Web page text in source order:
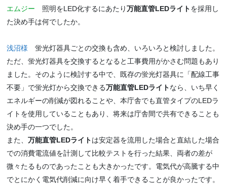
エムジー 照明をLED化するにあたり万能直管LEDライトを採用し
た決め手は何でしたか。
浅沼様 蛍光灯器具ごとの交換も含め、いろいろと検討しました。
ただ、蛍光灯器具を交換するとなると工事費用がかさむ問題もあり
ました。そのように検討する中で、既存の蛍光灯器具に「配線工事
不要」で蛍光灯から交換できる万能直管LEDライトなら、いち早く
エネルギーの削減が図れることや、本庁舎でも直管タイプのLEDラ
イトを使用していることもあり、将来は庁舎間で共有できることも
決め手の一つでした。
また、万能直管LEDライトは安定器を流用した場合と直結した場合
での消費電流値を計測して比較テストを行った結果、両者の差が
微々たるものであったことも大きかったです。電気代が高騰する中
でとにかく電気代削減に向け早く着手できることが良かったです。